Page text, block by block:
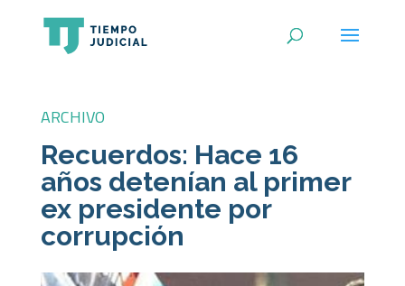
ARCHIVO
Recuerdos: Hace 16
años detenían al primer
ex presidente por
corrupción